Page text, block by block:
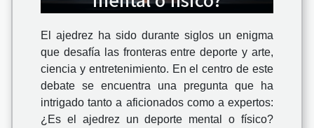
El ajedrez ha sido durante siglos un enigma
que desafía las fronteras entre deporte y arte,
ciencia y entretenimiento. En el centro de este
debate se encuentra una pregunta que ha
intrigado tanto a aficionados como a expertos:
¿Es el ajedrez un deporte mental o físico?